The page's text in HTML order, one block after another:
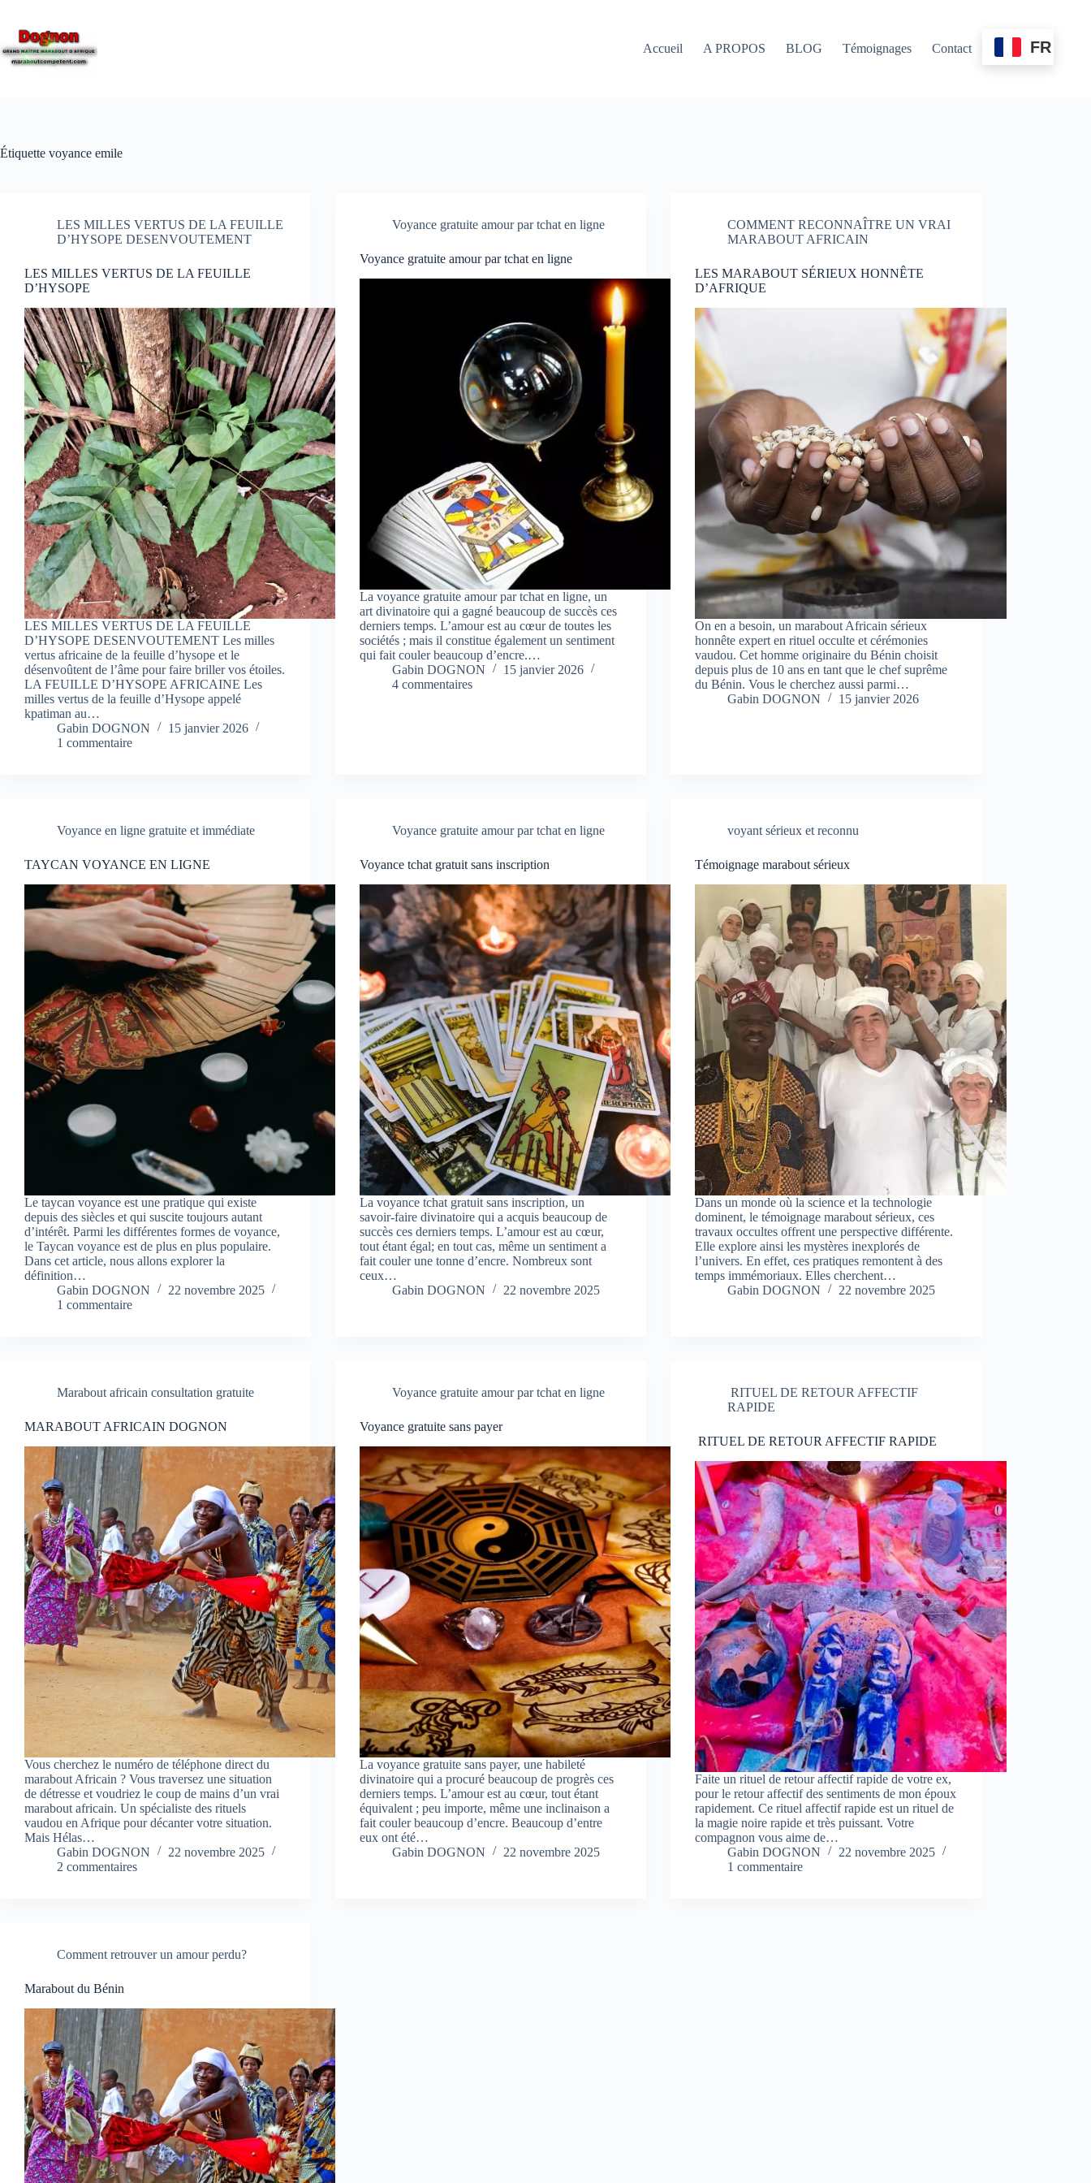
Accueil A PROPOS BLOG Témoignages Contact FR
Étiquette voyance emile
LES MILLES VERTUS DE LA FEUILLE
D’HYSOPE DESENVOUTEMENT
LES MILLES VERTUS DE LA FEUILLE
D’HYSOPE
LES MILLES VERTUS DE LA FEUILLE
D’HYSOPE DESENVOUTEMENT Les milles
vertus africaine de la feuille d’hysope et le
désenvoûtent de l’âme pour faire briller vos étoiles.
LA FEUILLE D’HYSOPE AFRICAINE Les
milles vertus de la feuille d’Hysope appelé
kpatiman au…
Gabin DOGNON
15 janvier 2026
1 commentaire
Voyance gratuite amour par tchat en ligne
Voyance gratuite amour par tchat en ligne
La voyance gratuite amour par tchat en ligne, un
art divinatoire qui a gagné beaucoup de succès ces
derniers temps. L’amour est au cœur de toutes les
sociétés ; mais il constitue également un sentiment
qui fait couler beaucoup d’encre.…
Gabin DOGNON
15 janvier 2026
4 commentaires
COMMENT RECONNAÎTRE UN VRAI
MARABOUT AFRICAIN
LES MARABOUT SÉRIEUX HONNÊTE
D’AFRIQUE
On en a besoin, un marabout Africain sérieux
honnête expert en rituel occulte et cérémonies
vaudou. Cet homme originaire du Bénin choisit
depuis plus de 10 ans en tant que le chef suprême
du Bénin. Vous le cherchez aussi parmi…
Gabin DOGNON
15 janvier 2026
Voyance en ligne gratuite et immédiate
TAYCAN VOYANCE EN LIGNE
Le taycan voyance est une pratique qui existe
depuis des siècles et qui suscite toujours autant
d’intérêt. Parmi les différentes formes de voyance,
le Taycan voyance est de plus en plus populaire.
Dans cet article, nous allons explorer la
définition…
Gabin DOGNON
22 novembre 2025
1 commentaire
Voyance gratuite amour par tchat en ligne
Voyance tchat gratuit sans inscription
La voyance tchat gratuit sans inscription, un
savoir-faire divinatoire qui a acquis beaucoup de
succès ces derniers temps. L’amour est au cœur,
tout étant égal; en tout cas, même un sentiment a
fait couler une tonne d’encre. Nombreux sont
ceux…
Gabin DOGNON
22 novembre 2025
voyant sérieux et reconnu
Témoignage marabout sérieux
Dans un monde où la science et la technologie
dominent, le témoignage marabout sérieux, ces
travaux occultes offrent une perspective différente.
Elle explore ainsi les mystères inexplorés de
l’univers. En effet, ces pratiques remontent à des
temps immémoriaux. Elles cherchent…
Gabin DOGNON
22 novembre 2025
Marabout africain consultation gratuite
MARABOUT AFRICAIN DOGNON
Vous cherchez le numéro de téléphone direct du
marabout Africain ? Vous traversez une situation
de détresse et voudriez le coup de mains d’un vrai
marabout africain. Un spécialiste des rituels
vaudou en Afrique pour décanter votre situation.
Mais Hélas…
Gabin DOGNON
22 novembre 2025
2 commentaires
Voyance gratuite amour par tchat en ligne
Voyance gratuite sans payer
La voyance gratuite sans payer, une habileté
divinatoire qui a procuré beaucoup de progrès ces
derniers temps. L’amour est au cœur, tout étant
équivalent ; peu importe, même une inclinaison a
fait couler beaucoup d’encre. Beaucoup d’entre
eux ont été…
Gabin DOGNON
22 novembre 2025
RITUEL DE RETOUR AFFECTIF
RAPIDE
RITUEL DE RETOUR AFFECTIF RAPIDE
Faite un rituel de retour affectif rapide de votre ex,
pour le retour affectif des sentiments de mon époux
rapidement. Ce rituel affectif rapide est un rituel de
la magie noire rapide et très puissant. Votre
compagnon vous aime de…
Gabin DOGNON
22 novembre 2025
1 commentaire
Comment retrouver un amour perdu?
Marabout du Bénin